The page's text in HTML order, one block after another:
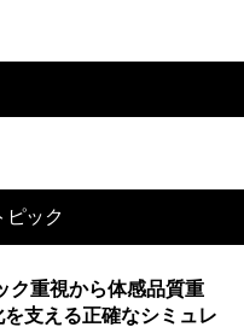
ピック
ク重視から体感品質重
支える正確なシミュレ